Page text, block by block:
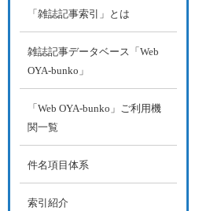
「雑誌記事索引」とは
雑誌記事データベース「Web
OYA-bunko」
「Web OYA-bunko」ご利用機
関一覧
件名項目体系
索引紹介